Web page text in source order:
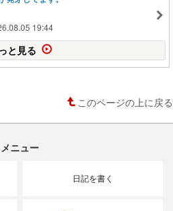
19:44
と見る
このページの上に戻る
メニュー
日記を書く